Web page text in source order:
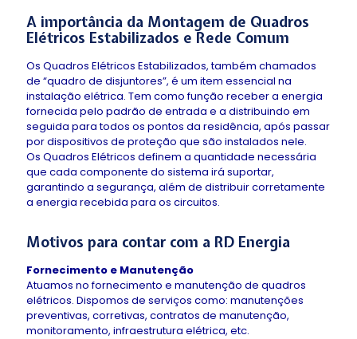
A importância da Montagem de Quadros
Elétricos Estabilizados e Rede Comum
Os Quadros Elétricos Estabilizados, também chamados
de “quadro de disjuntores”, é um item essencial na
instalação elétrica. Tem como função receber a energia
fornecida pelo padrão de entrada e a distribuindo em
seguida para todos os pontos da residência, após passar
por dispositivos de proteção que são instalados nele.
Os Quadros Elétricos definem a quantidade necessária
que cada componente do sistema irá suportar,
garantindo a segurança, além de distribuir corretamente
a energia recebida para os circuitos.
Motivos para contar com a RD Energia
Fornecimento e Manutenção
Atuamos no fornecimento e manutenção de quadros
elétricos. Dispomos de serviços como: manutenções
preventivas, corretivas, contratos de manutenção,
monitoramento, infraestrutura elétrica, etc.